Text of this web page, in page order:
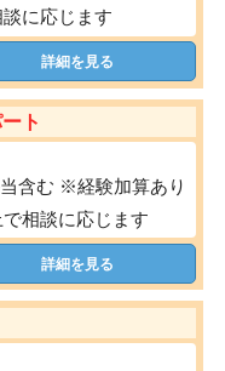
に応じます
詳細を見る
ト
含む ※経験加算あり
相談に応じます
詳細を見る